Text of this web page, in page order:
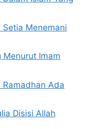
Menemani
Menurut Imam
Ramadhan Ada
Disisi Allah